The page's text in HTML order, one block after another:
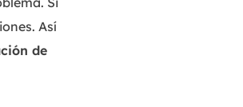
Así
de